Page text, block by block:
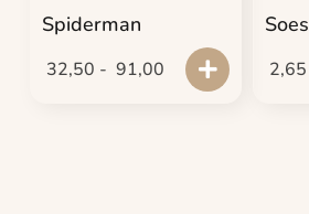
Spiderman
32,50 - 91,00
Soes
2,65